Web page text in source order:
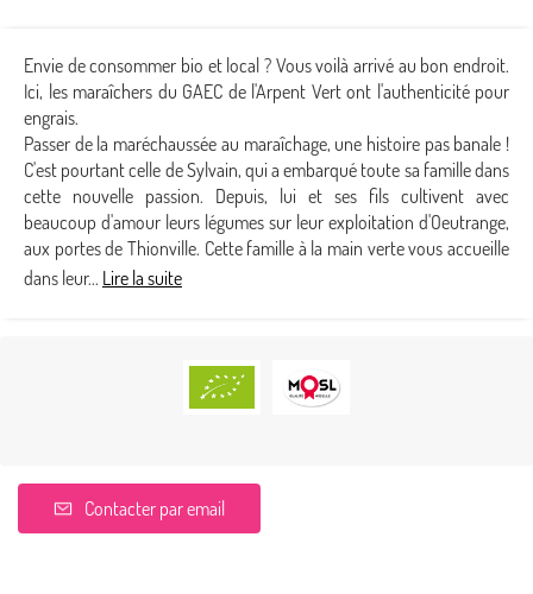
Envie de consommer bio et local ? Vous voilà arrivé au bon endroit.
Ici, les maraîchers du GAEC de l'Arpent Vert ont l'authenticité pour
engrais.
Passer de la maréchaussée au maraîchage, une histoire pas banale !
C'est pourtant celle de Sylvain, qui a embarqué toute sa famille dans
cette nouvelle passion. Depuis, lui et ses fils cultivent avec
beaucoup d'amour leurs légumes sur leur exploitation d'Oeutrange,
aux portes de Thionville. Cette famille à la main verte vous accueille
dans leur... Lire la suite
Contacter par email